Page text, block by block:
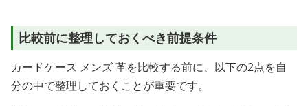
比較前に整理しておくべき前提条件
カードケース メンズ 革を比較する前に、以下の2点を自
分の中で整理しておくことが重要です。